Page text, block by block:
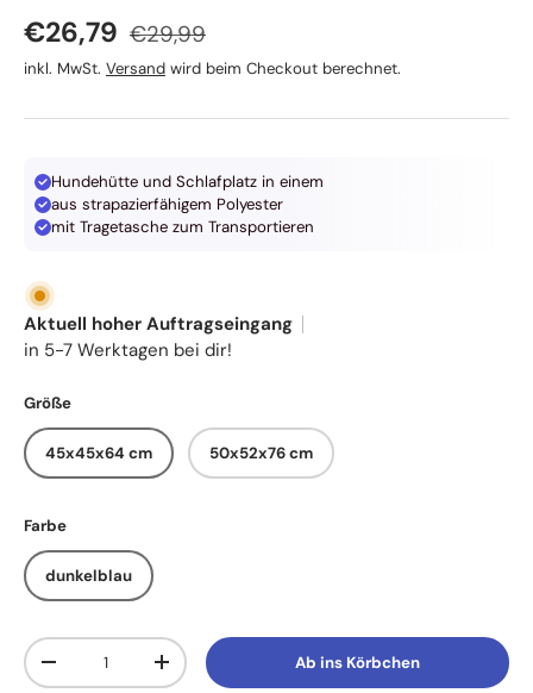
Verkaufspreis
€26,79 Normaler Preis
€29,99
inkl. MwSt. Versand wird beim Checkout berechnet.
Hundehütte und Schlafplatz in einem
aus strapazierfähigem Polyester
mit Tragetasche zum Transportieren
Aktuell hoher Auftragseingang
in 5-7 Werktagen bei dir!
Größe
45x45x64 cm 50x52x76 cm
Farbe
dunkelblau
Anzahl
Menge verringernMenge erhöhen Ab ins Körbchen